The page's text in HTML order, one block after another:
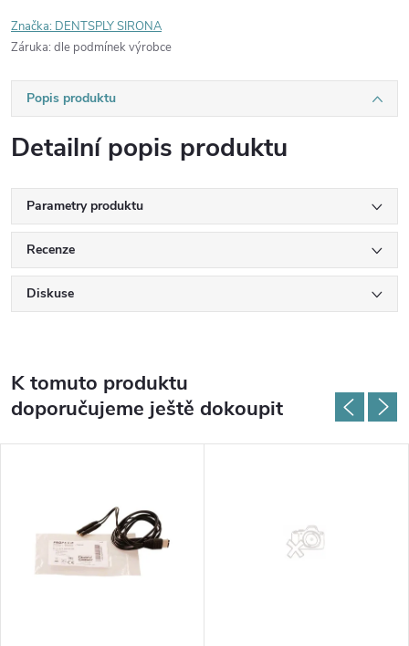
Značka: DENTSPLY SIRONA
Záruka: dle podmínek výrobce
Popis produktu
Detailní popis produktu
Parametry produktu
Recenze
Diskuse
K tomuto produktu
doporučujeme ještě dokoupit